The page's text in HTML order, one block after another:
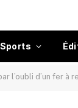
Sports
l’oubli d’un fer à